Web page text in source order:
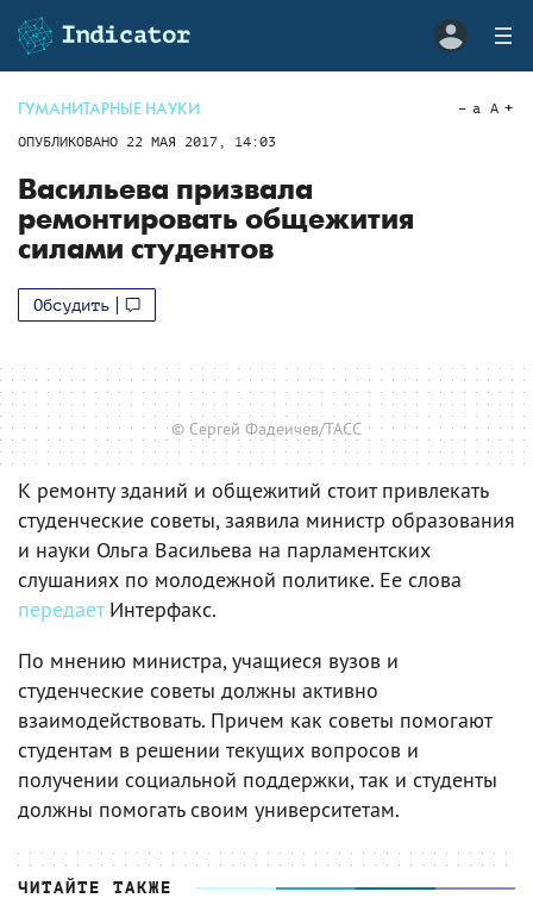
ГУМАНИТАРНЫЕ НАУКИ
ОПУБЛИКОВАНО 22 МАЯ 2017, 14:03
a A
Васильева призвала
ремонтировать общежития
силами студентов
Обсудить
© Сергей Фадеичев/ТАСС
К ремонту зданий и общежитий стоит привлекать
студенческие советы, заявила министр образования
и науки Ольга Васильева на парламентских
слушаниях по молодежной политике. Ее слова
передаетИнтерфакс.
По мнению министра, учащиеся вузов и
студенческие советы должны активно
взаимодействовать. Причем как советы помогают
студентам в решении текущих вопросов и
получении социальной поддержки, так и студенты
должны помогать своим университетам.
ЧИТАЙТЕ ТАКЖЕ